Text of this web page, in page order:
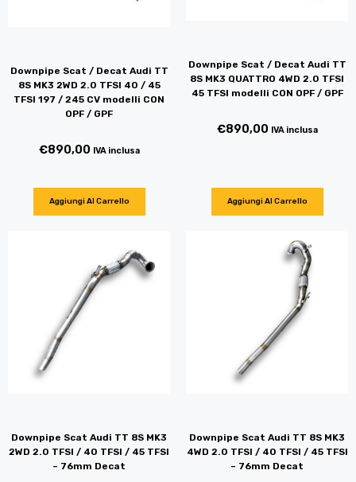
Downpipe Scat / Decat Audi TT
8S MK3 2WD 2.0 TFSI 40 / 45
TFSI 197 / 245 CV modelli CON
OPF / GPF
€890,00 IVA inclusa
Aggiungi Al Carrello
Downpipe Scat / Decat Audi TT
8S MK3 QUATTRO 4WD 2.0 TFSI
45 TFSI modelli CON OPF / GPF
€890,00 IVA inclusa
Aggiungi Al Carrello
Downpipe Scat Audi TT 8S MK3
2WD 2.0 TFSI / 40 TFSI / 45 TFSI
– 76mm Decat
Downpipe Scat Audi TT 8S MK3
4WD 2.0 TFSI / 40 TFSI / 45 TFSI
– 76mm Decat